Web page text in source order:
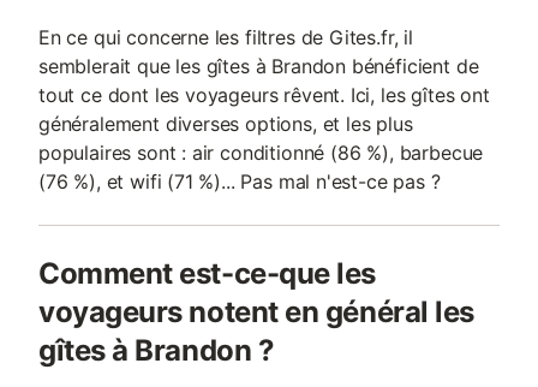
En ce qui concerne les filtres de Gites.fr, il
semblerait que les gîtes à Brandon bénéficient de
tout ce dont les voyageurs rêvent. Ici, les gîtes ont
généralement diverses options, et les plus
populaires sont : air conditionné (86 %), barbecue
(76 %), et wifi (71 %)... Pas mal n'est-ce pas ?
Comment est-ce-que les
voyageurs notent en général les
gîtes à Brandon ?